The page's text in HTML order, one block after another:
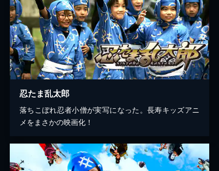
忍たま乱太郎
落ちこぼれ忍者小僧が実写になった。長寿キッズアニ
メをまさかの映画化！